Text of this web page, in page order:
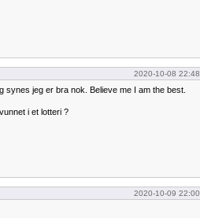
2020-10-08 22:48
synes jeg er bra nok. Believe me I am the best.
i et lotteri ?
2020-10-09 22:00